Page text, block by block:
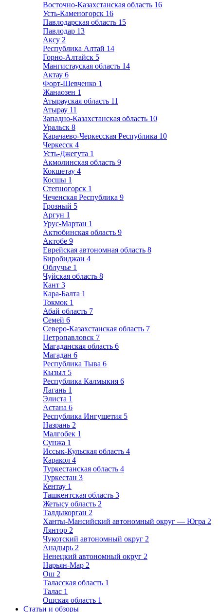
Восточно-Казахстанская область 16
Усть-Каменогорск 16
Павлодарская область 15
Павлодар 13
Аксу 2
Республика Алтай 14
Горно-Алтайск 5
Мангистауская область 14
Актау 6
Форт-Шевченко 1
Жанаозен 1
Атырауская область 11
Атырау 11
Западно-Казахстанская область 10
Уральск 8
Карачаево-Черкесская Республика 10
Черкесск 4
Усть-Джегута 1
Акмолинская область 9
Кокшетау 4
Косшы 1
Степногорск 1
Чеченская Республика 9
Грозный 5
Аргун 1
Урус-Мартан 1
Актюбинская область 9
Актобе 9
Еврейская автономная область 8
Биробиджан 4
Облучье 1
Чуйская область 8
Кант 3
Кара-Балта 1
Токмок 1
Абай область 7
Семей 6
Северо-Казахстанская область 7
Петропавловск 7
Магаданская область 6
Магадан 6
Республика Тыва 6
Кызыл 5
Республика Калмыкия 6
Лагань 1
Элиста 1
Астана 6
Республика Ингушетия 5
Назрань 2
Малгобек 1
Сунжа 1
Иссык-Кульская область 4
Каракол 4
Туркестанская область 4
Туркестан 3
Кентау 1
Ташкентская область 3
Жетысу область 2
Талдыкорган 2
Ханты-Мансийский автономный округ — Югра 2
Лянтор 2
Чукотский автономный округ 2
Анадырь 2
Ненецкий автономный округ 2
Нарьян-Мар 2
Ош 2
Таласская область 1
Талас 1
Ошская область 1
Статьи и обзоры